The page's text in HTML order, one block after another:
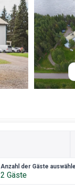
2. Anzahl an Gästen
Anzahl der Gäste
2 Gäste